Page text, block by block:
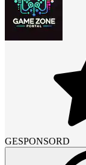
GESPONSORD